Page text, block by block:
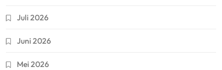
Juli 2026
Juni 2026
Mei 2026